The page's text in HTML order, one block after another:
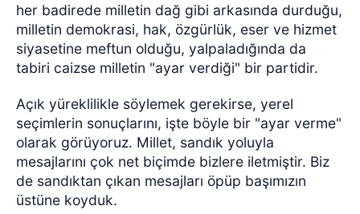
her badirede milletin dağ gibi arkasında durduğu,
milletin demokrasi, hak, özgürlük, eser ve hizmet
siyasetine meftun olduğu, yalpaladığında da
tabiri caizse milletin "ayar verdiği" bir partidir.
Açık yüreklilikle söylemek gerekirse, yerel
seçimlerin sonuçlarını, işte böyle bir "ayar verme"
olarak görüyoruz. Millet, sandık yoluyla
mesajlarını çok net biçimde bizlere iletmiştir. Biz
de sandıktan çıkan mesajları öpüp başımızın
üstüne koyduk.